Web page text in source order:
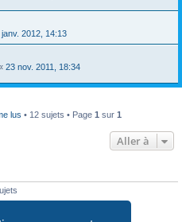
janv. 2012, 14:13
23 nov. 2011, 18:34
lus • 12 sujets • Page 1 sur 1
Aller à